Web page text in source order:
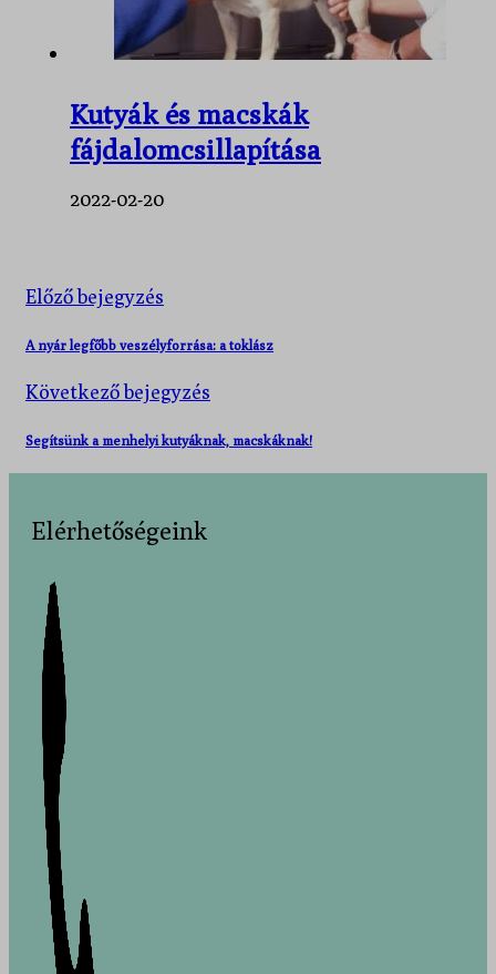
Kutyák és macskák
fájdalomcsillapítása
2022-02-20
Előző bejegyzés
A nyár legfőbb veszélyforrása: a toklász
Következő bejegyzés
Segítsünk a menhelyi kutyáknak, macskáknak!
Elérhetőségeink